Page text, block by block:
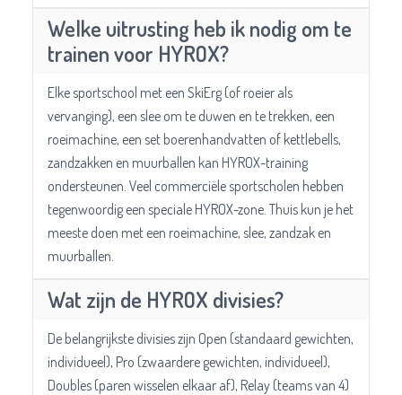
Welke uitrusting heb ik nodig om te
trainen voor HYROX?
Elke sportschool met een SkiErg (of roeier als
vervanging), een slee om te duwen en te trekken, een
roeimachine, een set boerenhandvatten of kettlebells,
zandzakken en muurballen kan HYROX-training
ondersteunen. Veel commerciële sportscholen hebben
tegenwoordig een speciale HYROX-zone. Thuis kun je het
meeste doen met een roeimachine, slee, zandzak en
muurballen.
Wat zijn de HYROX divisies?
De belangrijkste divisies zijn Open (standaard gewichten,
individueel), Pro (zwaardere gewichten, individueel),
Doubles (paren wisselen elkaar af), Relay (teams van 4)